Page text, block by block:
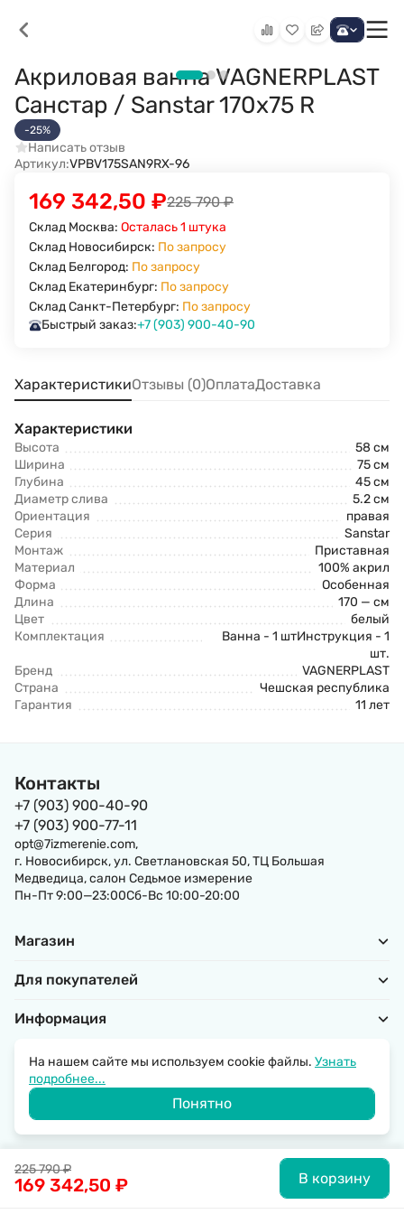
Акриловая ванна VAGNERPLAST
Санстар / Sanstar 170x75 R
-25%
Написать отзыв
Артикул:VPBV175SAN9RX-96
225 790₽
169 342,50 ₽
Склад Москва: Осталась 1 штука
Склад Новосибирск: По запросу
Склад Белгород: По запросу
Склад Екатеринбург: По запросу
Склад Санкт-Петербург: По запросу
Быстрый заказ:+7 (903) 900-40-90
225 790₽
169 342,50 ₽ В корзину
ХарактеристикиОтзывы (0)ОплатаДоставка
Характеристики
Высота
58 см
Ширина
75 см
Глубина
45 см
Диаметр слива
5.2 см
Ориентация
правая
Серия
Sanstar
Монтаж
Приставная
Материал
100% акрил
Форма
Особенная
Длина
170 — см
Цвет
белый
Комплектация
Ванна - 1 штИнструкция - 1
шт.
Бренд
VAGNERPLAST
Страна
Чешская республика
Гарантия
11 лет
Контакты
+7 (903) 900-40-90
+7 (903) 900-77-11
opt@7izmerenie.com,
г. Новосибирск, ул. Светлановская 50, ТЦ Большая
Медведица, салон Седьмое измерение
Пн-Пт 9:00—23:00Сб-Вс 10:00-20:00
Магазин
Для покупателей
Информация
© 2026 SantechRussia.
Политика обработки персональных данных
На нашем сайте мы используем cookie файлы. Узнать
подробнее...
Понятно